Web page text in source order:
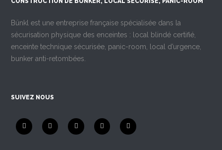
Bünkl est une entreprise française spécialisée dans la
sécurisation physique des enceintes : local blindé certifié,
enceinte technique sécurisée, panic-room, local d’urgence,
bunker anti-retombées.
SUIVEZ NOUS